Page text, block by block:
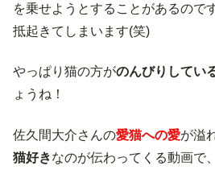
を乗せようとすることがあるので
抵起きてしまいます(笑)
やっぱり猫の方がのんびりしてい
ょうね！
佐久間大介さんの愛猫への愛が溢
猫好きなのが伝わってくる動画で